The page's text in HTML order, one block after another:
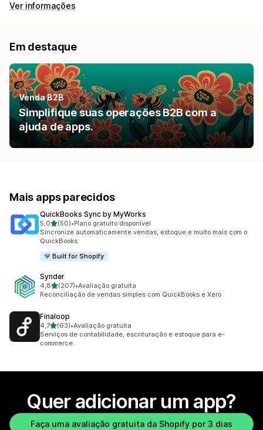
Ver informações
Em destaque
Venda B2B
Simplifique suas operações B2B com a
ajuda de apps.
Mais apps parecidos
QuickBooks Sync by MyWorks
5,0de 5 estrelas
(50)
50 avaliações ao todo
•Plano gratuito disponível
Sincronize automaticamente vendas, estoque e muito mais com o
QuickBooks.
Built for Shopify
Synder
4,8de 5 estrelas
(207)
207 avaliações ao todo
•Avaliação gratuita
Reconciliação de vendas simples com QuickBooks e Xero
Finaloop
4,7de 5 estrelas
(63)
63 avaliações ao todo
•Avaliação gratuita
Serviços de contabilidade, escrituração e estoque para e-
commerce
Quer adicionar um app?
Faça uma avaliação gratuita da Shopify por 3 dias